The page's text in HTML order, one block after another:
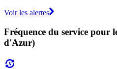
Voir les alertes
Fréquence du service pour
d'Azur)